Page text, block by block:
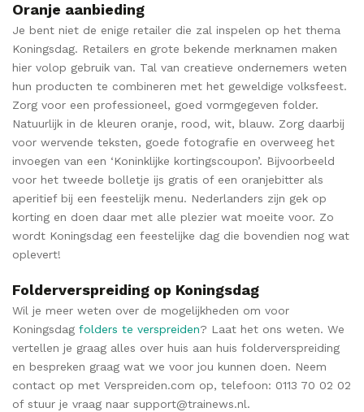
Oranje aanbieding
Je bent niet de enige retailer die zal inspelen op het thema
Koningsdag. Retailers en grote bekende merknamen maken
hier volop gebruik van. Tal van creatieve ondernemers weten
hun producten te combineren met het geweldige volksfeest.
Zorg voor een professioneel, goed vormgegeven folder.
Natuurlijk in de kleuren oranje, rood, wit, blauw. Zorg daarbij
voor wervende teksten, goede fotografie en overweeg het
invoegen van een ‘Koninklijke kortingscoupon’. Bijvoorbeeld
voor het tweede bolletje ijs gratis of een oranjebitter als
aperitief bij een feestelijk menu. Nederlanders zijn gek op
korting en doen daar met alle plezier wat moeite voor. Zo
wordt Koningsdag een feestelijke dag die bovendien nog wat
oplevert!
Folderverspreiding op Koningsdag
Wil je meer weten over de mogelijkheden om voor
Koningsdag folders te verspreiden? Laat het ons weten. We
vertellen je graag alles over huis aan huis folderverspreiding
en bespreken graag wat we voor jou kunnen doen. Neem
contact op met Verspreiden.com op, telefoon: 0113 70 02 02
of stuur je vraag naar support@trainews.nl.